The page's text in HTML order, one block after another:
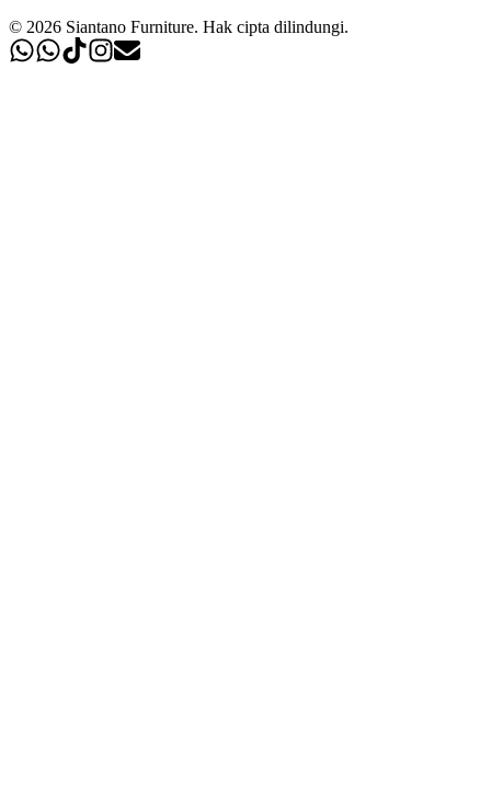
© 2026 Siantano Furniture. Hak cipta dilindungi.